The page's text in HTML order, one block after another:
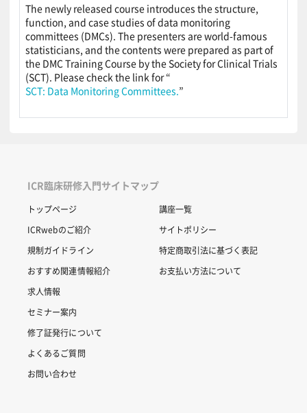
The newly released course introduces the structure,
function, and case studies of data monitoring
committees (DMCs). The presenters are world-famous
statisticians, and the contents were prepared as part of
the DMC Training Course by the Society for Clinical Trials
(SCT). Please check the link for “
SCT: Data Monitoring Committees. ”
ICR臨床研修入門サイトマップ
トップページ
ICRwebのご紹介
規制ガイドライン
おすすめ関連情報紹介
求人情報
セミナー案内
修了証発行について
よくあるご質問
お問い合わせ
講座一覧
サイトポリシー
特定商取引法に基づく表記
お支払い方法について